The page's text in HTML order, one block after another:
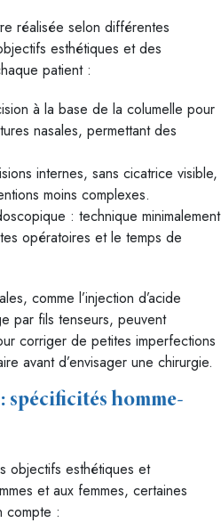
réalisée selon différentes
esthétiques et des
patient :
à la base de la columelle pour
nasales, permettant des
internes, sans cicatrice visible,
moins complexes.
: technique minimalement
opératoires et le temps de
comme l’injection d’acide
par fils tenseurs, peuvent
corriger de petites imperfections
avant d’envisager une chirurgie.
spécificités homme-
objectifs esthétiques et
et aux femmes, certaines
compte :